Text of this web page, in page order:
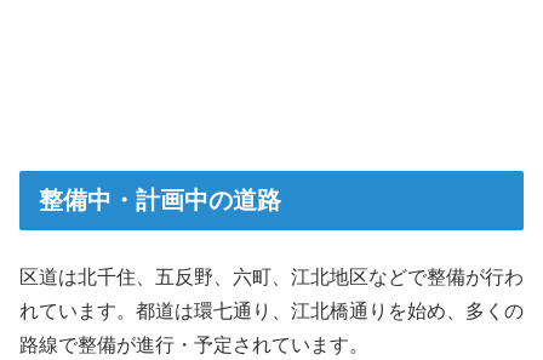
整備中・計画中の道路
区道は北千住、五反野、六町、江北地区などで整備が行わ
れています。都道は環七通り、江北橋通りを始め、多くの
路線で整備が進行・予定されています。